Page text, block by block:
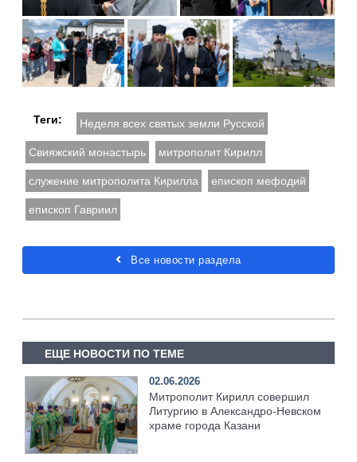
Теги: Неделя всех святых земли Русской
Свияжский монастырь митрополит Кирилл
служение митрополита Кирилла епископ мефодий
епископ Гавриил
Все новости раздела
ЕЩЕ НОВОСТИ ПО ТЕМЕ
02.06.2026
Митрополит Кирилл совершил
Литургию в Александро-Невском
храме города Казани